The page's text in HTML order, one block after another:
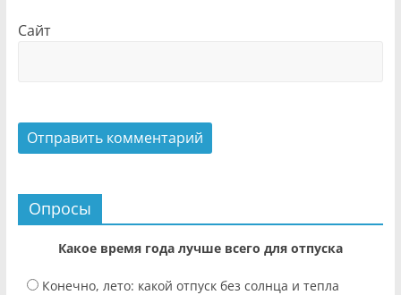
Сайт
Опросы
Какое время года лучше всего для отпуска
Конечно, лето: какой отпуск без солнца и тепла